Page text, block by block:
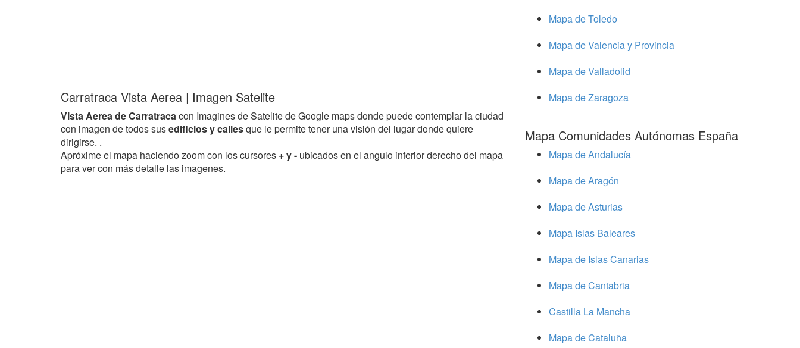
Carratraca Vista Aerea | Imagen Satelite
Vista Aerea de Carratracacon Imagines de Satelite de Google maps donde puede contemplar la ciudad
con imagen de todos susedificios y callesque le permite tener una visión del lugar donde quiere
dirigirse. .
Apróxime el mapa haciendo zoom con los cursores + y - ubicados en el angulo inferior derecho del mapa
para ver con más detalle las imagenes.
Mapa de Toledo
Mapa de Valencia y Provincia
Mapa de Valladolid
Mapa de Zaragoza
Mapa Comunidades Autónomas España
Mapa de Andalucía
Mapa de Aragón
Mapa de Asturias
Mapa Islas Baleares
Mapa de Islas Canarias
Mapa de Cantabria
Castilla La Mancha
Mapa de Cataluña